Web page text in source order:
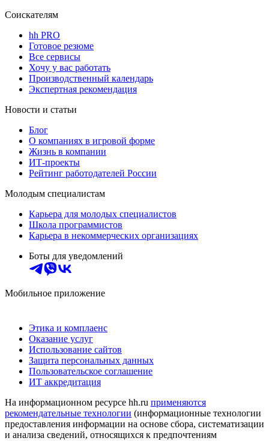
Соискателям
hh PRO
Готовое резюме
Все сервисы
Хочу у вас работать
Производственный календарь
Экспертная рекомендация
Новости и статьи
Блог
О компаниях в игровой форме
Жизнь в компании
ИТ-проекты
Рейтинг работодателей России
Молодым специалистам
Карьера для молодых специалистов
Школа программистов
Карьера в некоммерческих организациях
Боты для уведомлений
Мобильное приложение
Этика и комплаенс
Оказание услуг
Использование сайтов
Защита персональных данных
Пользовательское соглашение
ИТ аккредитация
На информационном ресурсе hh.ru применяются
рекомендательные технологии (информационные технологии
предоставления информации на основе сбора, систематизации
и анализа сведений, относящихся к предпочтениям